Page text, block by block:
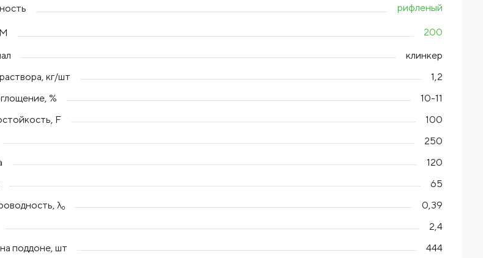
рифленый
200
клинкер
кг/шт
1,2
%
10-11
F
100
250
120
65
λ₀
0,39
2,4
поддоне, шт
444